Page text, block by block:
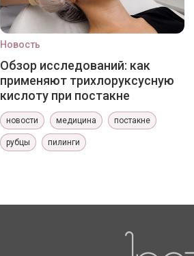
Новость
Обзор исследований: как
применяют трихлоруксусную
кислоту при постакне
новости медицина постакне
рубцы пилинги